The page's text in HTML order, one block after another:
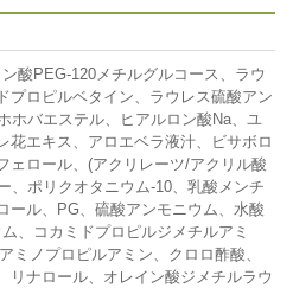
酸PEG-120メチルグルコース、ラウ
プロピルベタイン、ラウレス硫酸アン
ホバエステル、ヒアルロン酸Na、ユ
花エキス、アロエベラ液汁、ビサボロ
ェロール、(アクリレーツ/アクリル酸
、ポリクオタニウム-10、乳酸メンチ
ール、PG、硫酸アンモニウム、水酸
、コカミドプロピルジメチルアミ
ミノプロピルアミン、クロロ酢酸、
リナロール、オレイン酸ジメチルラウ